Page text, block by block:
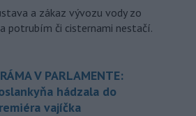
a zákaz vývozu vody zo
potrubím či cisternami nestačí.
V PARLAMENTE:
hádzala do
vajíčka